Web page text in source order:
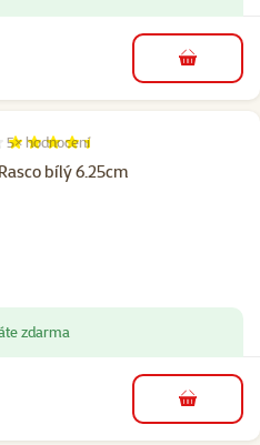
do košíku
bílý 6.25cm
počet hodnocení: 5
5× hodnocení
zdarma
do košíku